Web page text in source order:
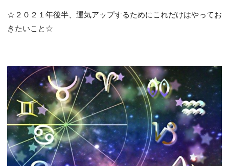
☆２０２１年後半、運気アップするためにこれだけはやってお
きたいこと☆